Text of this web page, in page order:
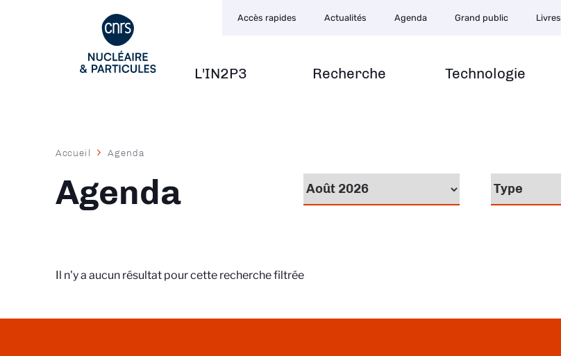
Navigation
L'IN2P3 Recherche Technologie
secondaire
Accès rapides Actualités Agenda Grand public Livres
Fil
Accueil Agenda
Agenda
Il n'y a aucun résultat pour cette recherche filtrée